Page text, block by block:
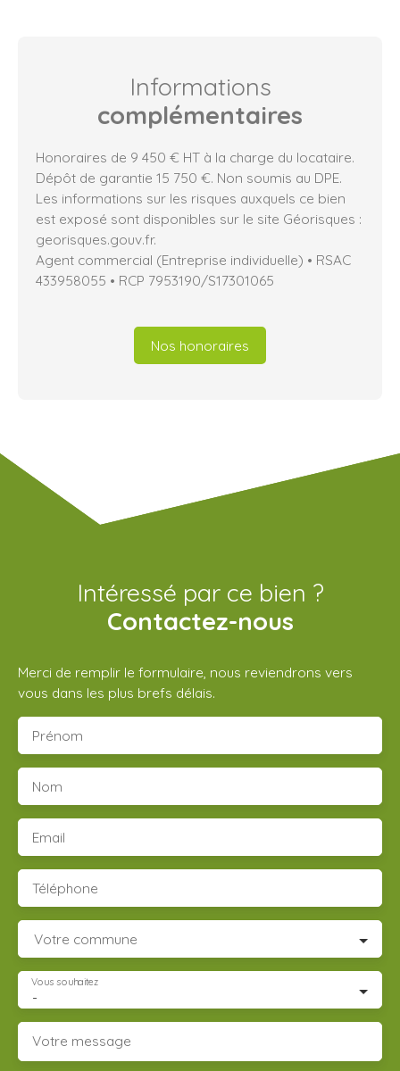
Informations
complémentaires
Honoraires de 9 450 € HT à la charge du locataire.
Dépôt de garantie 15 750 €. Non soumis au DPE.
Les informations sur les risques auxquels ce bien
est exposé sont disponibles sur le site Géorisques :
georisques.gouv.fr.
Agent commercial (Entreprise individuelle) • RSAC
433958055 • RCP 7953190/S17301065
Nos honoraires
Intéressé par ce bien ?
Contactez-nous
Merci de remplir le formulaire, nous reviendrons vers
vous dans les plus brefs délais.
Prénom
Nom
Email
Téléphone
Votre commune
-
Vous souhaitez
Votre message